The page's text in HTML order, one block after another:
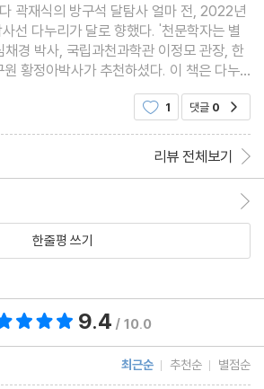
의 방구석 달탐사 얼마 전, 2022년
선 다누리가 달로 향했다. '천문학자는 별
경 박사, 국립과천과학관 이정모 관장, 한
황정아박사가 추천하셨다. 이 책은 다누
에 적합한 책이다. 이 책의 저자는 유명한
책에서 한번쯤은 들어
1 댓글 0
리뷰 전체보기
한줄평 쓰기
9.4 / 10.0
최근순 추천순 별점순